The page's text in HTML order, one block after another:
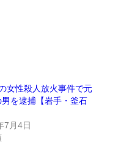
女性殺人放火事件で元
男を逮捕【岩手・釜石
7月4日